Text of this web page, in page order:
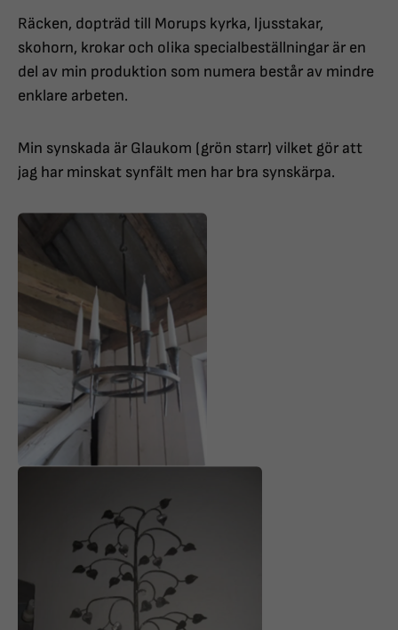
Räcken, dopträd till Morups kyrka, ljusstakar,
skohorn, krokar och olika specialbeställningar är en
del av min produktion som numera består av mindre
enklare arbeten.
Min synskada är Glaukom (grön starr) vilket gör att
jag har minskat synfält men har bra synskärpa.